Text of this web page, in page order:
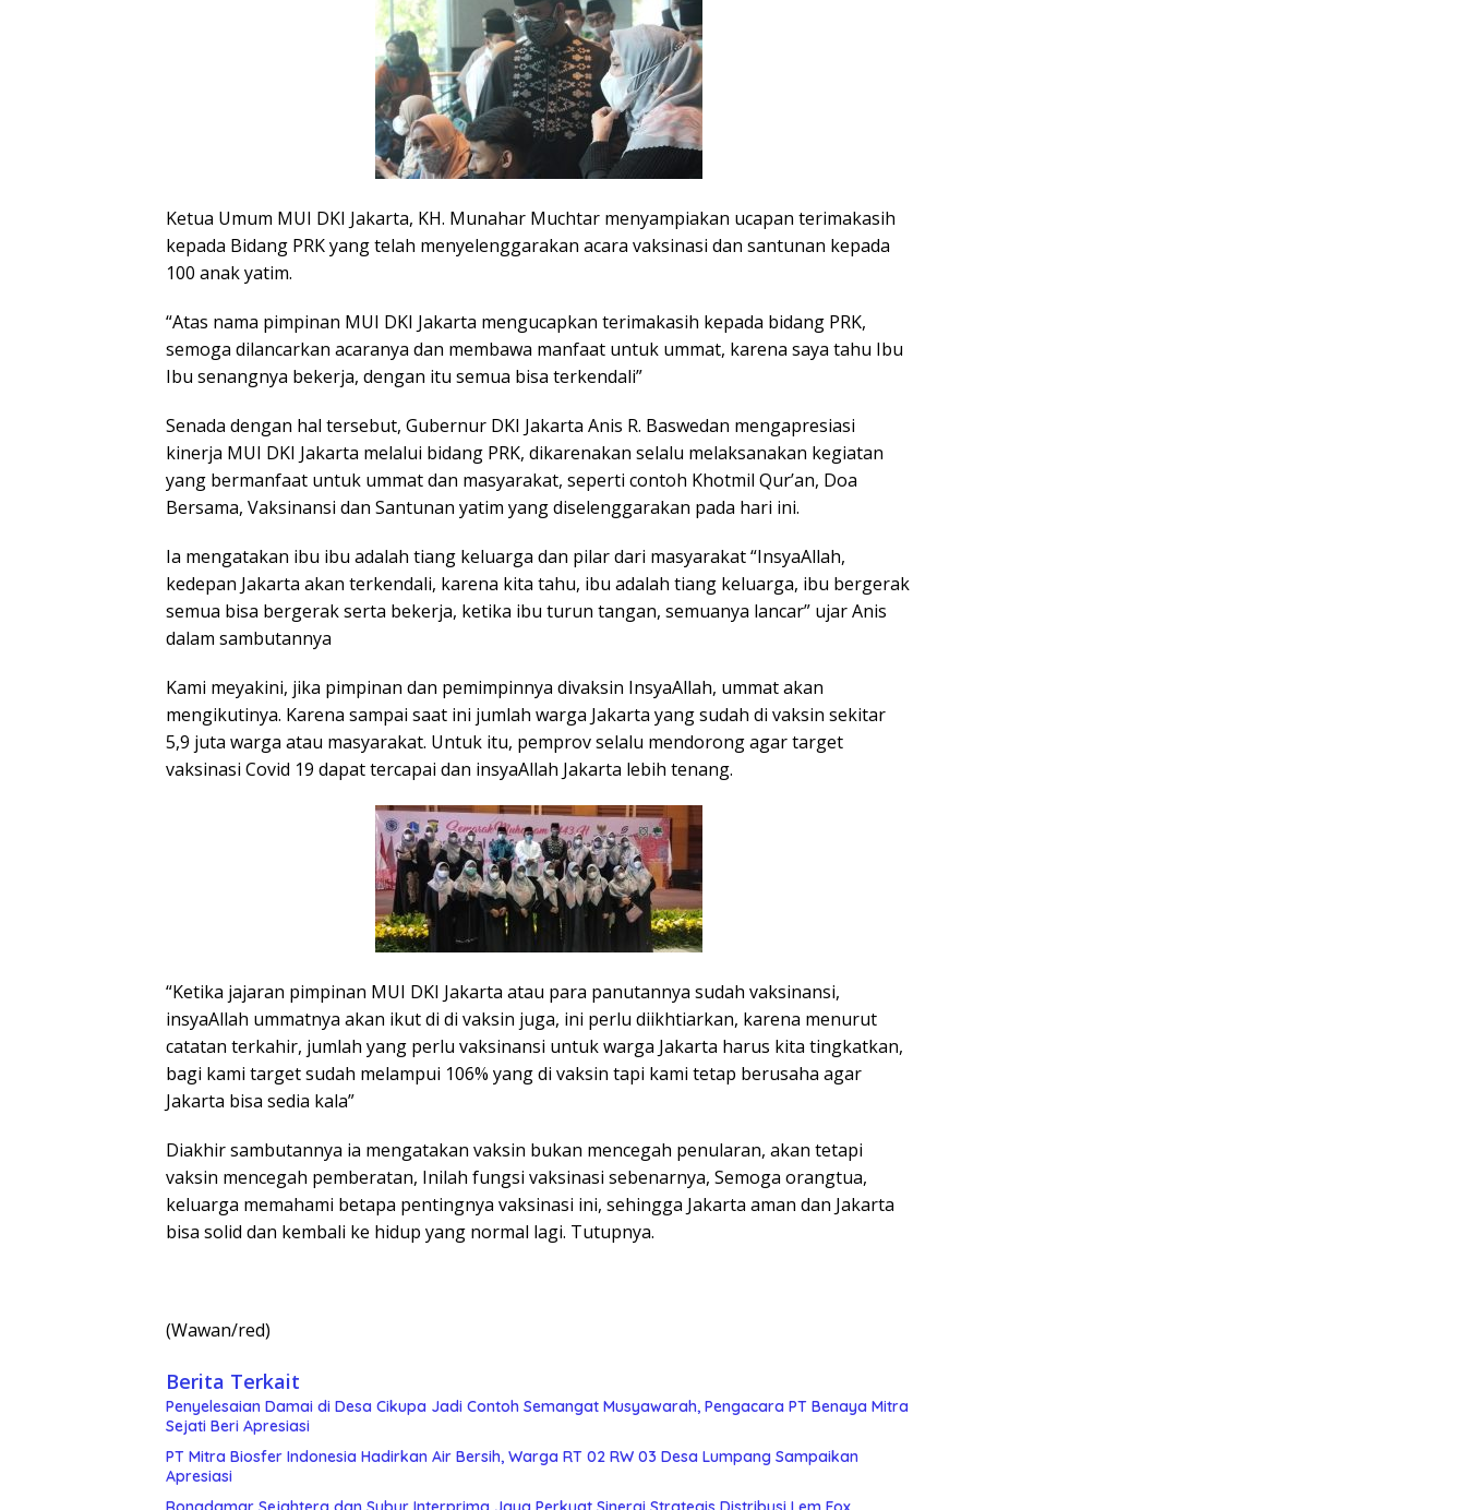
Ketua Umum MUI DKI Jakarta, KH. Munahar Muchtar menyampiakan ucapan terimakasih
kepada Bidang PRK yang telah menyelenggarakan acara vaksinasi dan santunan kepada
100 anak yatim.
“Atas nama pimpinan MUI DKI Jakarta mengucapkan terimakasih kepada bidang PRK,
semoga dilancarkan acaranya dan membawa manfaat untuk ummat, karena saya tahu Ibu
Ibu senangnya bekerja, dengan itu semua bisa terkendali”
Senada dengan hal tersebut, Gubernur DKI Jakarta Anis R. Baswedan mengapresiasi
kinerja MUI DKI Jakarta melalui bidang PRK, dikarenakan selalu melaksanakan kegiatan
yang bermanfaat untuk ummat dan masyarakat, seperti contoh Khotmil Qur’an, Doa
Bersama, Vaksinansi dan Santunan yatim yang diselenggarakan pada hari ini.
Ia mengatakan ibu ibu adalah tiang keluarga dan pilar dari masyarakat “InsyaAllah,
kedepan Jakarta akan terkendali, karena kita tahu, ibu adalah tiang keluarga, ibu bergerak
semua bisa bergerak serta bekerja, ketika ibu turun tangan, semuanya lancar” ujar Anis
dalam sambutannya
Kami meyakini, jika pimpinan dan pemimpinnya divaksin InsyaAllah, ummat akan
mengikutinya. Karena sampai saat ini jumlah warga Jakarta yang sudah di vaksin sekitar
5,9 juta warga atau masyarakat. Untuk itu, pemprov selalu mendorong agar target
vaksinasi Covid 19 dapat tercapai dan insyaAllah Jakarta lebih tenang.
“Ketika jajaran pimpinan MUI DKI Jakarta atau para panutannya sudah vaksinansi,
insyaAllah ummatnya akan ikut di di vaksin juga, ini perlu diikhtiarkan, karena menurut
catatan terkahir, jumlah yang perlu vaksinansi untuk warga Jakarta harus kita tingkatkan,
bagi kami target sudah melampui 106% yang di vaksin tapi kami tetap berusaha agar
Jakarta bisa sedia kala”
Diakhir sambutannya ia mengatakan vaksin bukan mencegah penularan, akan tetapi
vaksin mencegah pemberatan, Inilah fungsi vaksinasi sebenarnya, Semoga orangtua,
keluarga memahami betapa pentingnya vaksinasi ini, sehingga Jakarta aman dan Jakarta
bisa solid dan kembali ke hidup yang normal lagi. Tutupnya.
(Wawan/red)
Berita Terkait
Penyelesaian Damai di Desa Cikupa Jadi Contoh Semangat Musyawarah, Pengacara PT Benaya Mitra
Sejati Beri Apresiasi
PT Mitra Biosfer Indonesia Hadirkan Air Bersih, Warga RT 02 RW 03 Desa Lumpang Sampaikan
Apresiasi